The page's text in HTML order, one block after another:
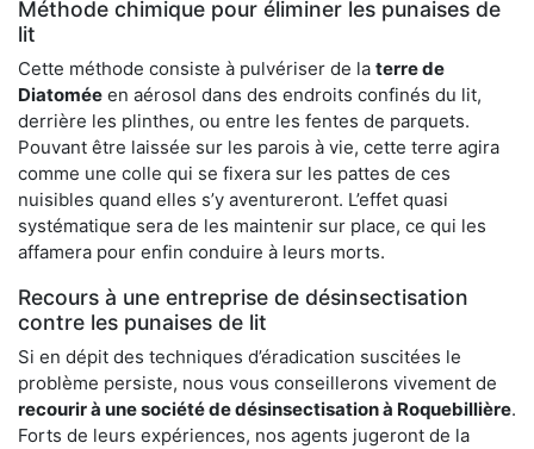
Méthode chimique pour éliminer les punaises de
lit
Cette méthode consiste à pulvériser de la terre de
Diatomée en aérosol dans des endroits confinés du lit,
derrière les plinthes, ou entre les fentes de parquets.
Pouvant être laissée sur les parois à vie, cette terre agira
comme une colle qui se fixera sur les pattes de ces
nuisibles quand elles s’y aventureront. L’effet quasi
systématique sera de les maintenir sur place, ce qui les
affamera pour enfin conduire à leurs morts.
Recours à une entreprise de désinsectisation
contre les punaises de lit
Si en dépit des techniques d’éradication suscitées le
problème persiste, nous vous conseillerons vivement de
recourir à une société de désinsectisation à Roquebillière.
Forts de leurs expériences, nos agents jugeront de la